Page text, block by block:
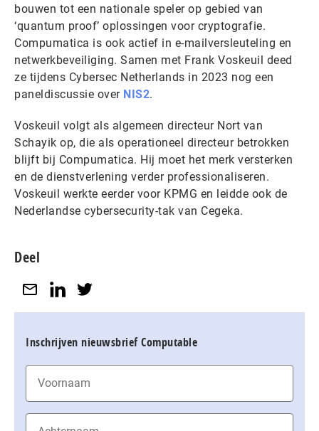
bouwen tot een nationale speler op gebied van
‘quantum proof’ oplossingen voor cryptografie.
Compumatica is ook actief in e-mailversleuteling en
netwerkbeveiliging. Samen met Frank Voskeuil deed
ze tijdens Cybersec Netherlands in 2023 nog een
paneldiscussie over NIS2.
Voskeuil volgt als algemeen directeur Nort van
Schayik op, die als operationeel directeur betrokken
blijft bij Compumatica. Hij moet het merk versterken
en de dienstverlening verder professionaliseren.
Voskeuil werkte eerder voor KPMG en leidde ook de
Nederlandse cybersecurity-tak van Cegeka.
Deel
Inschrijven nieuwsbrief Computable